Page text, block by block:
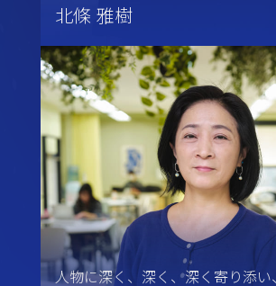
北條 雅樹
人物に深く、深く、深く寄り添い、